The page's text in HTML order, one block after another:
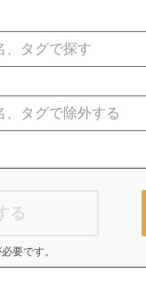
る
要です。